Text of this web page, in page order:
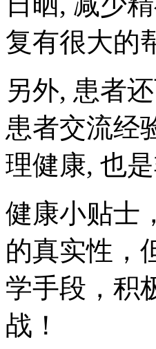
复有很大的
另外, 患者
患者交流经
理健康, 也
健康小贴士
的真实性，
学手段，积
战！